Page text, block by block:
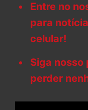
Entre no
para
celular!
Siga nosso
perder